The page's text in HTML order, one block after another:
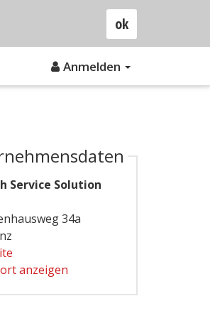
Anmelden
Service Solution
34a
anzeigen
ok